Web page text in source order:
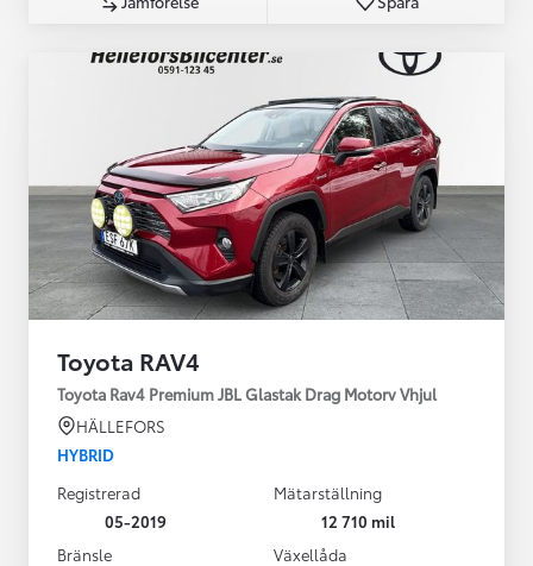
Toyota RAV4
Toyota Rav4 Premium JBL Glastak Drag Motorv Vhjul
HÄLLEFORS
HYBRID
Registrerad
05-2019
Mätarställning
12 710 mil
Bränsle
Växellåda